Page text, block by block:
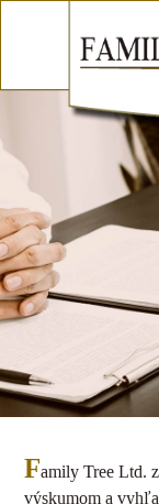
Family Tree Ltd.
výskumom a